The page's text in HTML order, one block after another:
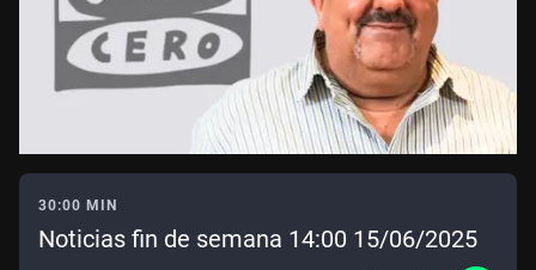
30:00 MIN
Noticias fin de semana 14:00 15/06/2025